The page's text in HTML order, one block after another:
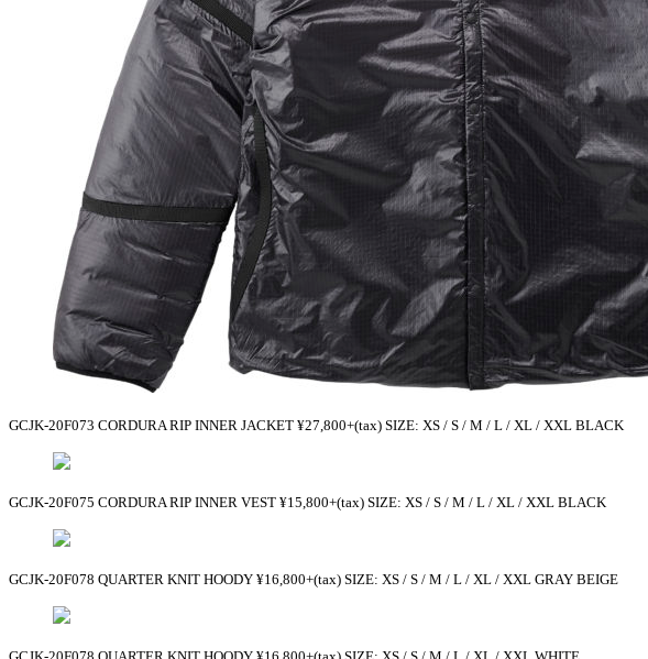
GCJK-20F073 CORDURA RIP INNER JACKET ¥27,800+(tax) SIZE: XS / S / M / L / XL / XXL BLACK
GCJK-20F075 CORDURA RIP INNER VEST ¥15,800+(tax) SIZE: XS / S / M / L / XL / XXL BLACK
GCJK-20F078 QUARTER KNIT HOODY ¥16,800+(tax) SIZE: XS / S / M / L / XL / XXL GRAY BEIGE
GCJK-20F078 QUARTER KNIT HOODY ¥16,800+(tax) SIZE: XS / S / M / L / XL / XXL WHITE